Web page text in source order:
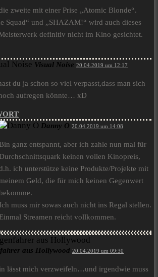
die zweite mit einer Prise „Atomic Blonde“.
Squad“ und „SHAZAM!“ wird auch dieses
definitiv nicht im Kino gesichtet.
Visual Noise 20.04.2019 um 12:17
du ja schon so viel verpasst,dass man sich
aufregen könnte… xD
Danny O 20.04.2019 um 14:08
Bin ganz entspannt, aber ich zahle nun mal für
Durchschnittsquark keinen vollen Kinopreis,
ich unterstütze keine Produkte/Projekte mit
meinem Geld, die für mich keinen Gegenwert
Ich muss mir sowas auch nicht ins Regal stellen.
Einmal Streamen reicht vollkommen.
aus Hollywood 20.04.2019 um 09:30
lässt mich verzweifeln…und irgendwie muss